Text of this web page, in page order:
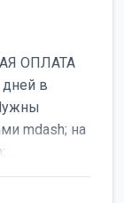
ОПЛАТА
дней в
mdash; на